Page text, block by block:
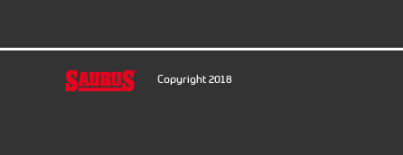
Copyright 2018